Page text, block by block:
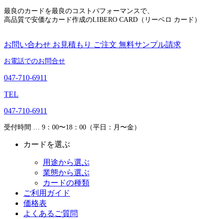
最良のカードを最良のコストパフォーマンスで、
高品質で安価なカード作成のLIBERO CARD（リーベロ カード）
お問い合わせ お見積もり ご注文 無料サンプル請求
お電話でのお問合せ
047-710-6911
TEL
047-710-6911
受付時間 … 9：00〜18：00（平日：月〜金）
カードを選ぶ
用途から選ぶ
業態から選ぶ
カードの種類
ご利用ガイド
価格表
よくあるご質問